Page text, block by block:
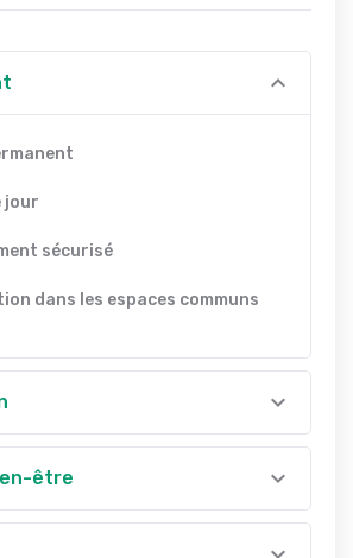
jour
sécurisé
dans les espaces communs
être